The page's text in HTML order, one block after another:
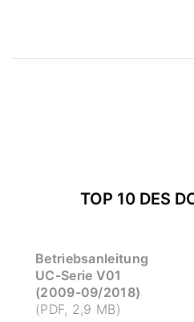
TOP 10 DES
Betriebsanleitung
UC-Serie V01
(2009-09/2018)
(PDF, 2,9 MB)